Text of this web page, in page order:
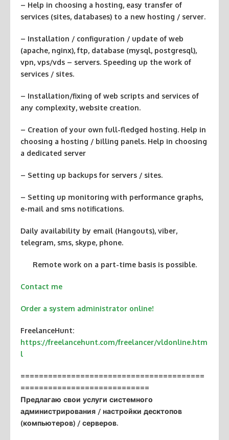
– Help in choosing a hosting, easy transfer of
services (sites, databases) to a new hosting / server.
– Installation / configuration / update of web
(apache, nginx), ftp, database (mysql, postgresql),
vpn, vps/vds – servers. Speeding up the work of
services / sites.
– Installation/fixing of web scripts and services of
any complexity, website creation.
– Creation of your own full-fledged hosting. Help in
choosing a hosting / billing panels. Help in choosing
a dedicated server
– Setting up backups for servers / sites.
– Setting up monitoring with performance graphs,
e-mail and sms notifications.
Daily availability by email (Hangouts), viber,
telegram, sms, skype, phone.
Remote work on a part-time basis is possible.
Contact me
Order a system administrator online!
FreelanceHunt:
https://freelancehunt.com/freelancer/vldonline.htm
l
========================================
============================
Предлагаю свои услуги системного
администрирования / настройки десктопов
(компьютеров) / серверов.